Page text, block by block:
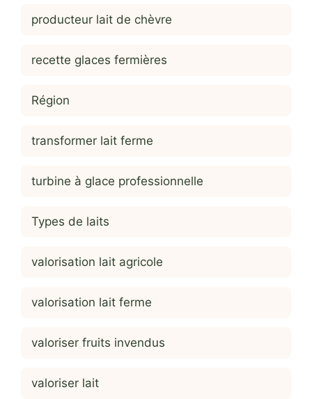
producteur lait de chèvre
recette glaces fermières
Région
transformer lait ferme
turbine à glace professionnelle
Types de laits
valorisation lait agricole
valorisation lait ferme
valoriser fruits invendus
valoriser lait